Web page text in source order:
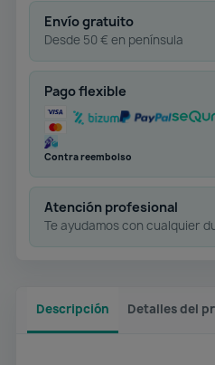
Envío gratuito
Desde 50 € en península
Pago flexible
Contra reembolso
Atención profesional
Te ayudamos con cualquier
Descripción Detalles del